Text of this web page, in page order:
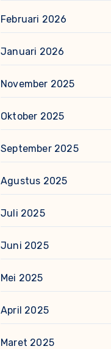
Februari 2026
Januari 2026
November 2025
Oktober 2025
September 2025
Agustus 2025
Juli 2025
Juni 2025
Mei 2025
April 2025
Maret 2025